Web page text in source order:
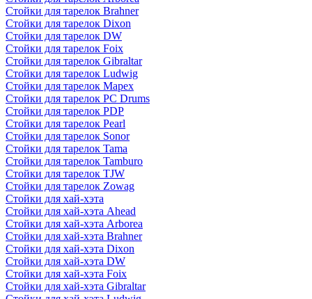
Стойки для тарелок Brahner
Стойки для тарелок Dixon
Стойки для тарелок DW
Стойки для тарелок Foix
Стойки для тарелок Gibraltar
Стойки для тарелок Ludwig
Стойки для тарелок Mapex
Стойки для тарелок PC Drums
Стойки для тарелок PDP
Стойки для тарелок Pearl
Стойки для тарелок Sonor
Стойки для тарелок Tama
Стойки для тарелок Tamburo
Стойки для тарелок TJW
Стойки для тарелок Zowag
Стойки для хай-хэта
Стойки для хай-хэта Ahead
Стойки для хай-хэта Arborea
Стойки для хай-хэта Brahner
Стойки для хай-хэта Dixon
Стойки для хай-хэта DW
Стойки для хай-хэта Foix
Стойки для хай-хэта Gibraltar